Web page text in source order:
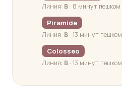
Линия: В · 8 минут пешком
Piramide
Линия: В · 13 минут пешком
Colosseo
Линия: В · 13 минут пешком